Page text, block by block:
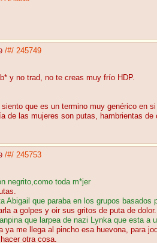
/#/ 245749
y no trad, no te creas muy frío HDP.
que es un termino muy genérico en
de las mujeres son putas, hambrientas
/#/ 245753
negrito,como toda m*jer
Abigail que paraba en los grupos basados
a golpes y oir sus gritos de puta de dolor.
que larpea de nazi Lynka que esta
ya me llega al pincho esa huevona, para
otra cosa.